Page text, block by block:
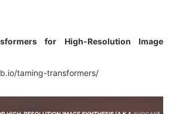
for High-Resolution Image
taming-transformers/